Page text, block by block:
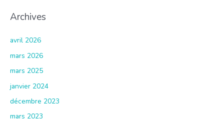
Archives
avril 2026
mars 2026
mars 2025
janvier 2024
décembre 2023
mars 2023